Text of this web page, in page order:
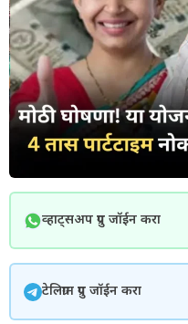
व्हाट्सअप ग्रुप जॉईन करा
टेलिग्राम ग्रुप जॉईन करा